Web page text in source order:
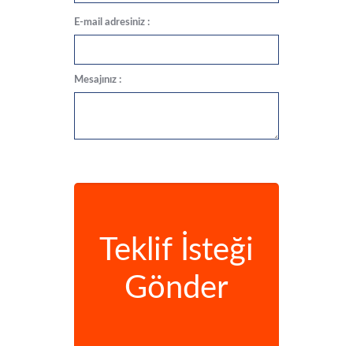
E-mail adresiniz :
Mesajınız :
Teklif İsteği
Gönder